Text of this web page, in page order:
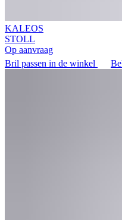
KALEOS
STOLL
Op aanvraag
Bril passen in de winkel